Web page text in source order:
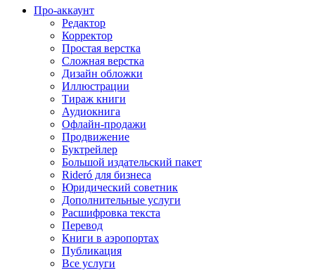
Про-аккаунт
Редактор
Корректор
Простая верстка
Сложная верстка
Дизайн обложки
Иллюстрации
Тираж книги
Аудиокнига
Офлайн-продажи
Продвижение
Буктрейлер
Большой издательский пакет
Rideró для бизнеса
Юридический советник
Дополнительные услуги
Расшифровка текста
Перевод
Книги в аэропортах
Публикация
Все услуги